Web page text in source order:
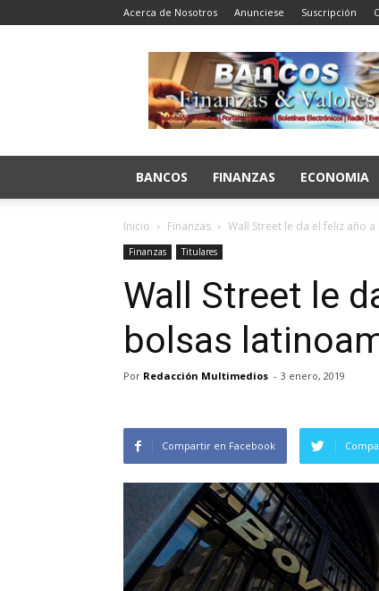
Acerca de Nosotros Anunciese Suscripción
Bancos
Finanzas
y
Valores
BANCOS FINANZAS ECONOMIA
Inicio Finanzas Wall Street le da el feliz año
Finanzas Titulares
Wall Street le
bolsas
Por Redacción Multimedios - 3 enero, 2019
Compartir en Facebook